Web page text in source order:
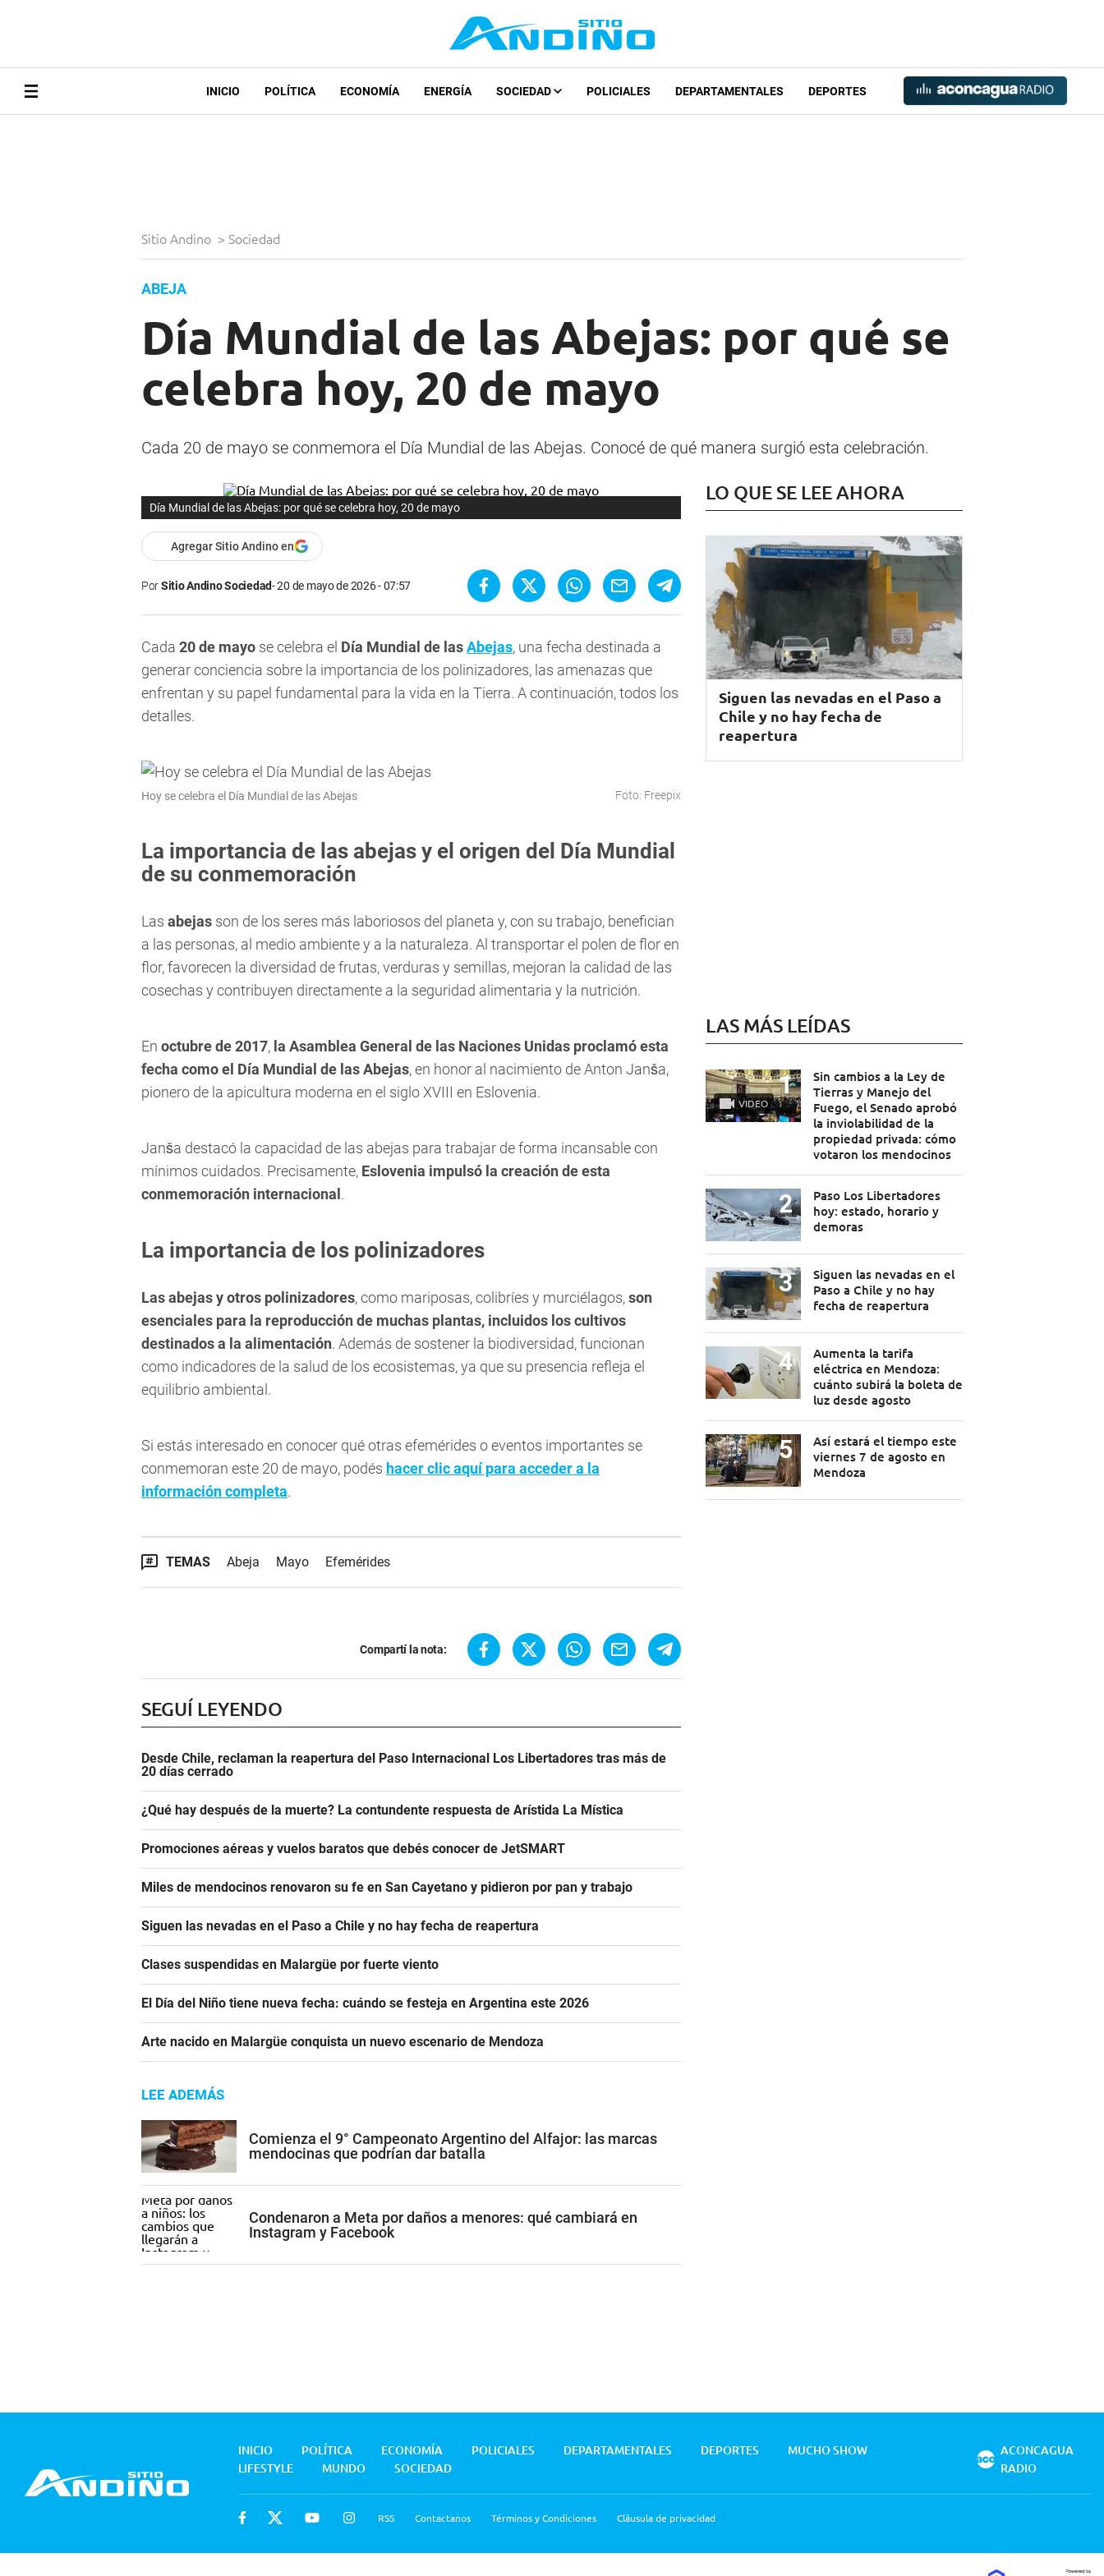
INICIO POLÍTICA ECONOMÍA ENERGÍA SOCIEDAD POLICIALES DEPARTAMENTALES DEPORTES
Sitio Andino > Sociedad
ABEJA
Día Mundial de las Abejas: por qué se
celebra hoy, 20 de mayo
Cada 20 de mayo se conmemora el Día Mundial de las Abejas. Conocé de qué manera surgió esta celebración.
Día Mundial de las Abejas: por qué se celebra hoy, 20 de mayo
Agregar Sitio Andino en
PorSitio Andino Sociedad 20 de mayo de 2026 - 07:57
Cada 20 de mayo se celebra el Día Mundial de lasAbejas, una fecha destinada a
generar conciencia sobre la importancia de los polinizadores, las amenazas que
enfrentan y su papel fundamental para la vida en la Tierra. A continuación, todos los
detalles.
Hoy se celebra el Día Mundial de las Abejas Foto: Freepix
La importancia de las abejas y el origen del Día Mundial
de su conmemoración
Las abejas son de los seres más laboriosos del planeta y, con su trabajo, benefician
a las personas, al medio ambiente y a la naturaleza. Al transportar el polen de flor en
flor, favorecen la diversidad de frutas, verduras y semillas, mejoran la calidad de las
cosechas y contribuyen directamente a la seguridad alimentaria y la nutrición.
En octubre de 2017, la Asamblea General de las Naciones Unidas proclamó esta
fecha como el Día Mundial de las Abejas, en honor al nacimiento de Anton Janša,
pionero de la apicultura moderna en el siglo XVIII en Eslovenia.
Janša destacó la capacidad de las abejas para trabajar de forma incansable con
mínimos cuidados. Precisamente, Eslovenia impulsó la creación de esta
conmemoración internacional .
La importancia de los polinizadores
Las abejas y otros polinizadores, como mariposas, colibríes y murciélagos,son
esenciales para la reproducción de muchas plantas, incluidos los cultivos
destinados a la alimentación. Además de sostener la biodiversidad, funcionan
como indicadores de la salud de los ecosistemas, ya que su presencia refleja el
equilibrio ambiental.
Si estás interesado en conocer qué otras efemérides o eventos importantes se
conmemoran este 20 de mayo, podés hacer clic aquí para acceder a la
información completa.
TEMAS Abeja Mayo Efemérides
Compartí la nota:
SEGUÍ LEYENDO
Desde Chile, reclaman la reapertura del Paso Internacional Los Libertadores tras más de
20 días cerrado
¿Qué hay después de la muerte? La contundente respuesta de Arístida La Mística
Promociones aéreas y vuelos baratos que debés conocer de JetSMART
Miles de mendocinos renovaron su fe en San Cayetano y pidieron por pan y trabajo
Siguen las nevadas en el Paso a Chile y no hay fecha de reapertura
Clases suspendidas en Malargüe por fuerte viento
El Día del Niño tiene nueva fecha: cuándo se festeja en Argentina este 2026
Arte nacido en Malargüe conquista un nuevo escenario de Mendoza
LEE ADEMÁS
Comienza el 9° Campeonato Argentino del Alfajor: las marcas
mendocinas que podrían dar batalla
Condenaron a Meta por daños a menores: qué cambiará en
Instagram y Facebook
LO QUE SE LEE AHORA
Siguen las nevadas en el Paso a
Chile y no hay fecha de
reapertura
LAS MÁS LEÍDAS
VIDEO
Sin cambios a la Ley de
Tierras y Manejo del
Fuego, el Senado aprobó
la inviolabilidad de la
propiedad privada: cómo
votaron los mendocinos
Paso Los Libertadores
hoy: estado, horario y
demoras
Siguen las nevadas en el
Paso a Chile y no hay
fecha de reapertura
Aumenta la tarifa
eléctrica en Mendoza:
cuánto subirá la boleta de
luz desde agosto
Así estará el tiempo este
viernes 7 de agosto en
Mendoza
INICIO POLÍTICA ECONOMÍA POLICIALES DEPARTAMENTALES DEPORTES
MUCHO SHOW
LIFESTYLE
MUNDO SOCIEDAD
RSS Contactanos Términos y Condiciones Cláusula de privacidad
ACONCAGUA
RADIO